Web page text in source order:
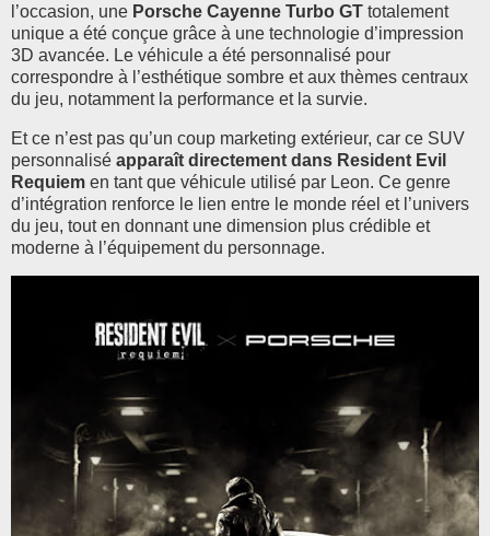
l’occasion, une Porsche Cayenne Turbo GT totalement
unique a été conçue grâce à une technologie d’impression
3D avancée. Le véhicule a été personnalisé pour
correspondre à l’esthétique sombre et aux thèmes centraux
du jeu, notamment la performance et la survie.
Et ce n’est pas qu’un coup marketing extérieur, car ce SUV
personnalisé apparaît directement dans Resident Evil
Requiem en tant que véhicule utilisé par Leon. Ce genre
d’intégration renforce le lien entre le monde réel et l’univers
du jeu, tout en donnant une dimension plus crédible et
moderne à l’équipement du personnage.